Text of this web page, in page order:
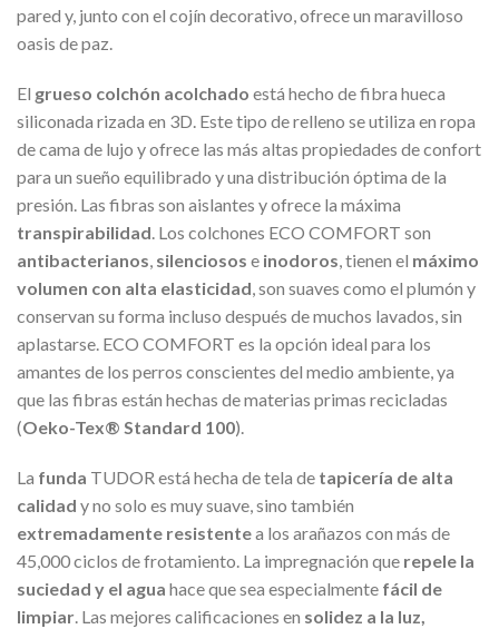
pared y, junto con el cojín decorativo, ofrece un maravilloso
oasis de paz.
El grueso colchón acolchado está hecho de fibra hueca
siliconada rizada en 3D. Este tipo de relleno se utiliza en ropa
de cama de lujo y ofrece las más altas propiedades de confort
para un sueño equilibrado y una distribución óptima de la
presión. Las fibras son aislantes y ofrece la máxima
transpirabilidad. Los colchones ECO COMFORT son
antibacterianos, silenciosos e inodoros, tienen el máximo
volumen con alta elasticidad, son suaves como el plumón y
conservan su forma incluso después de muchos lavados, sin
aplastarse. ECO COMFORT es la opción ideal para los
amantes de los perros conscientes del medio ambiente, ya
que las fibras están hechas de materias primas recicladas
(Oeko-Tex® Standard 100).
La funda TUDOR está hecha de tela de tapicería de alta
calidad y no solo es muy suave, sino también
extremadamente resistentea los arañazos con más de
45,000 ciclos de frotamiento. La impregnación que repele la
suciedad y el agua hace que sea especialmente fácil de
limpiar. Las mejores calificaciones en solidez a la luz,